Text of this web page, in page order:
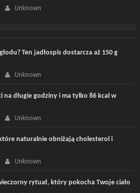
Unknown
Ten jadłospis dostarcza aż 150 g
Unknown
na długie godziny i ma tylko 86 kcal w
Unknown
naturalnie obniżają cholesterol i
Unknown
rytuał, który pokocha Twoje ciało